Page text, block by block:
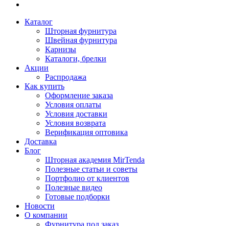
Каталог
Шторная фурнитура
Швейная фурнитура
Карнизы
Каталоги, брелки
Акции
Распродажа
Как купить
Оформление заказа
Условия оплаты
Условия доставки
Условия возврата
Верификация оптовика
Доставка
Блог
Шторная академия MirTenda
Полезные статьи и советы
Портфолио от клиентов
Полезные видео
Готовые подборки
Новости
О компании
Фурнитура под заказ